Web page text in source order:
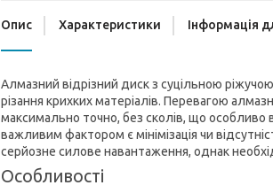
Опис Характеристики Інформація
Алмазний відрізний диск з суцільною
різання крихких матеріалів. Перевагою
максимально точно, без сколів, що
важливим фактором є мінімізація чи
серйозне силове навантаження, однак
Особливості